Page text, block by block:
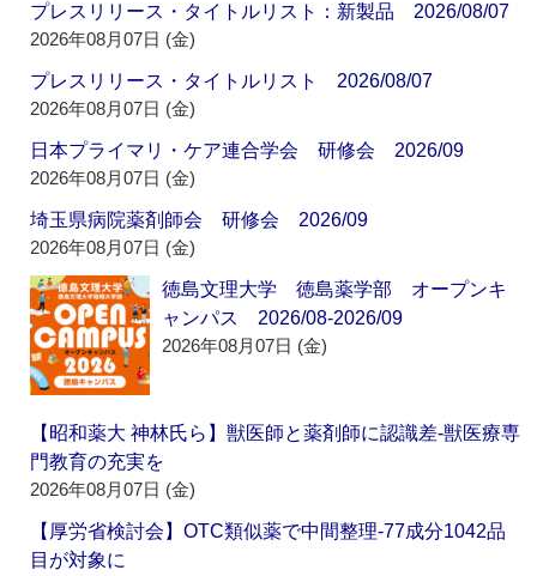
プレスリリース・タイトルリスト：新製品 2026/08/07
2026年08月07日 (金)
プレスリリース・タイトルリスト 2026/08/07
2026年08月07日 (金)
日本プライマリ・ケア連合学会 研修会 2026/09
2026年08月07日 (金)
埼玉県病院薬剤師会 研修会 2026/09
2026年08月07日 (金)
徳島文理大学 徳島薬学部 オープンキ
ャンパス 2026/08-2026/09
2026年08月07日 (金)
【昭和薬大 神林氏ら】獣医師と薬剤師に認識差‐獣医療専
門教育の充実を
2026年08月07日 (金)
【厚労省検討会】OTC類似薬で中間整理‐77成分1042品
目が対象に